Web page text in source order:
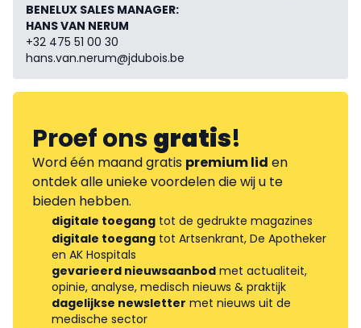
BENELUX SALES MANAGER:
HANS VAN NERUM
+32 475 51 00 30
hans.van.nerum@jdubois.be
Proef onsgratis!
Word één maand gratis premium lid en
ontdek alle unieke voordelen die wij u te
bieden hebben.
digitale toegang tot de gedrukte magazines
digitale toegang tot Artsenkrant, De Apotheker
en AK Hospitals
gevarieerd nieuwsaanbod met actualiteit,
opinie, analyse, medisch nieuws & praktijk
dagelijkse newsletter met nieuws uit de
medische sector